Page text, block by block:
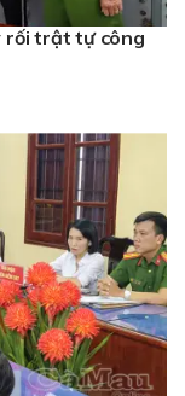
rối trật tự công